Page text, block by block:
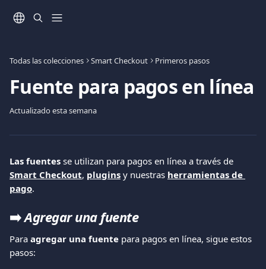
Todas las colecciones Smart Checkout Primeros pasos
Fuente para pagos en línea
Actualizado esta semana
Las fuentes se utilizan para pagos en línea a través de
Smart Checkout, plugins y nuestras herramientas de
pago.
➡️ Agregar una fuente
Para agregar una fuente para pagos en línea, sigue estos
pasos: